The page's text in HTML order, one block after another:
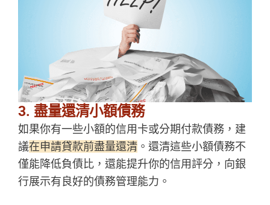
3. 盡量還清小額債務
如果你有一些小額的信用卡或分期付款債務，建
議在申請貸款前盡量還清 。還清這些小額債務不
僅能降低負債比，還能提升你的信用評分，向銀
行展示有良好的債務管理能力。